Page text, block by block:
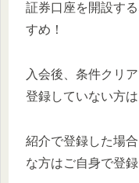
証券口座を開設す
すめ！
入会後、条件クリ
登録していない方
紹介で登録した場
な方はご自身で登録